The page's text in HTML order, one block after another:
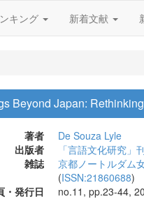
キング 新着文献
Beyond Japan:
著者
De Souza Lyle
出版者
「言語文化研究」
雑誌
京都ノートルダム
(ISSN:21860688)
・発行日
no.11, pp.23-44,